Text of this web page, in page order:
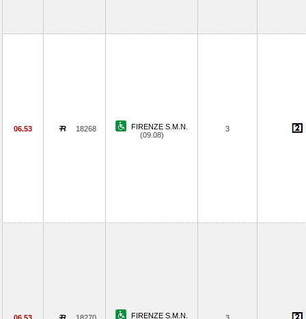
06.53 18268
FIRENZE S.M.N.
(09.08)
3
FIRENZE S.M.N.